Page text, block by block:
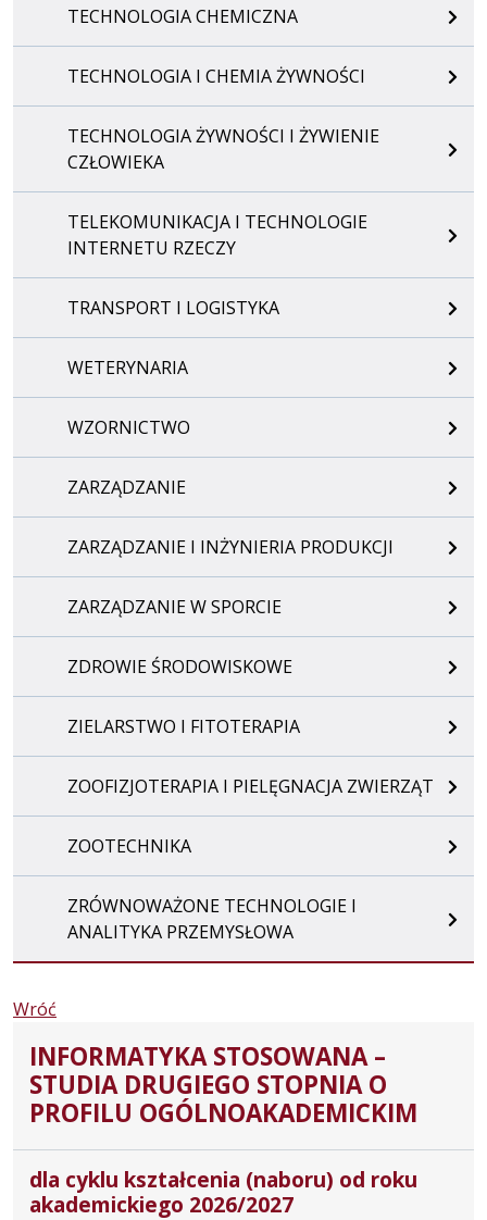
TECHNOLOGIA CHEMICZNA
TECHNOLOGIA I CHEMIA ŻYWNOŚCI
TECHNOLOGIA ŻYWNOŚCI I ŻYWIENIE
CZŁOWIEKA
TELEKOMUNIKACJA I TECHNOLOGIE
INTERNETU RZECZY
TRANSPORT I LOGISTYKA
WETERYNARIA
WZORNICTWO
ZARZĄDZANIE
ZARZĄDZANIE I INŻYNIERIA PRODUKCJI
ZARZĄDZANIE W SPORCIE
ZDROWIE ŚRODOWISKOWE
ZIELARSTWO I FITOTERAPIA
ZOOFIZJOTERAPIA I PIELĘGNACJA ZWIERZĄT
ZOOTECHNIKA
ZRÓWNOWAŻONE TECHNOLOGIE I
ANALITYKA PRZEMYSŁOWA
Wróć
INFORMATYKA STOSOWANA –
STUDIA DRUGIEGO STOPNIA O
PROFILU OGÓLNOAKADEMICKIM
dla cyklu kształcenia (naboru) od roku
akademickiego 2026/2027